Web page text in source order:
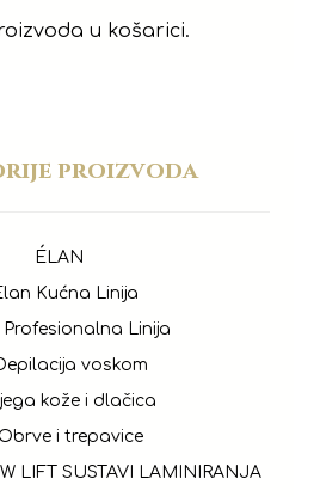
u košarici.
proizvoda
ÉLAN
Kućna Linija
Profesionalna Linija
voskom
kože i dlačica
Obrve i trepavice
LIFT SUSTAVI LAMINIRANJA